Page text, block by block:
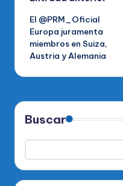
de
entradas
El @PRM_Oficial
Europa juramenta
miembros en Suiza,
Austria y Alemania
Buscar